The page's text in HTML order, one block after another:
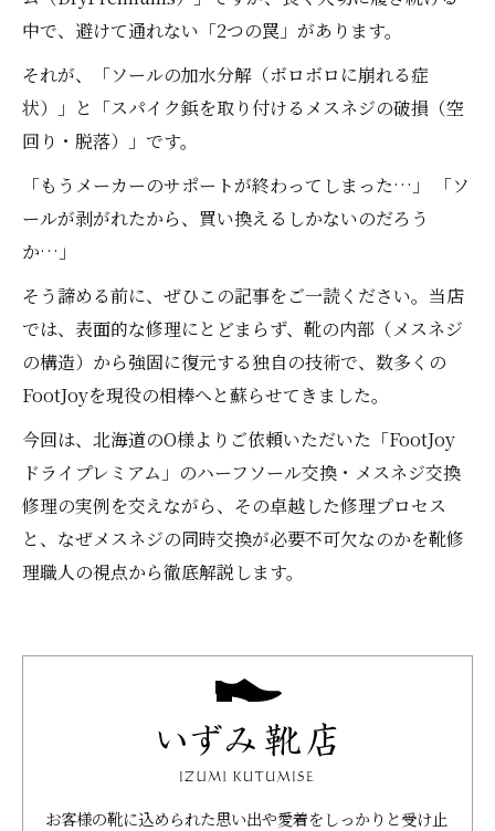
中で、避けて通れない「2つの罠」があります。
それが、「ソールの加水分解（ボロボロに崩れる症
状）」と「スパイク鋲を取り付けるメスネジの破損（空
回り・脱落）」です。
「もうメーカーのサポートが終わってしまった…」 「ソ
ールが剥がれたから、買い換えるしかないのだろう
か…」
そう諦める前に、ぜひこの記事をご一読ください。当店
では、表面的な修理にとどまらず、靴の内部（メスネジ
の構造）から強固に復元する独自の技術で、数多くの
FootJoyを現役の相棒へと蘇らせてきました。
今回は、北海道のO様よりご依頼いただいた「FootJoy
ドライプレミアム」のハーフソール交換・メスネジ交換
修理の実例を交えながら、その卓越した修理プロセス
と、なぜメスネジの同時交換が必要不可欠なのかを靴修
理職人の視点から徹底解説します。
お客様の靴に込められた思い出や愛着をしっかりと受け止